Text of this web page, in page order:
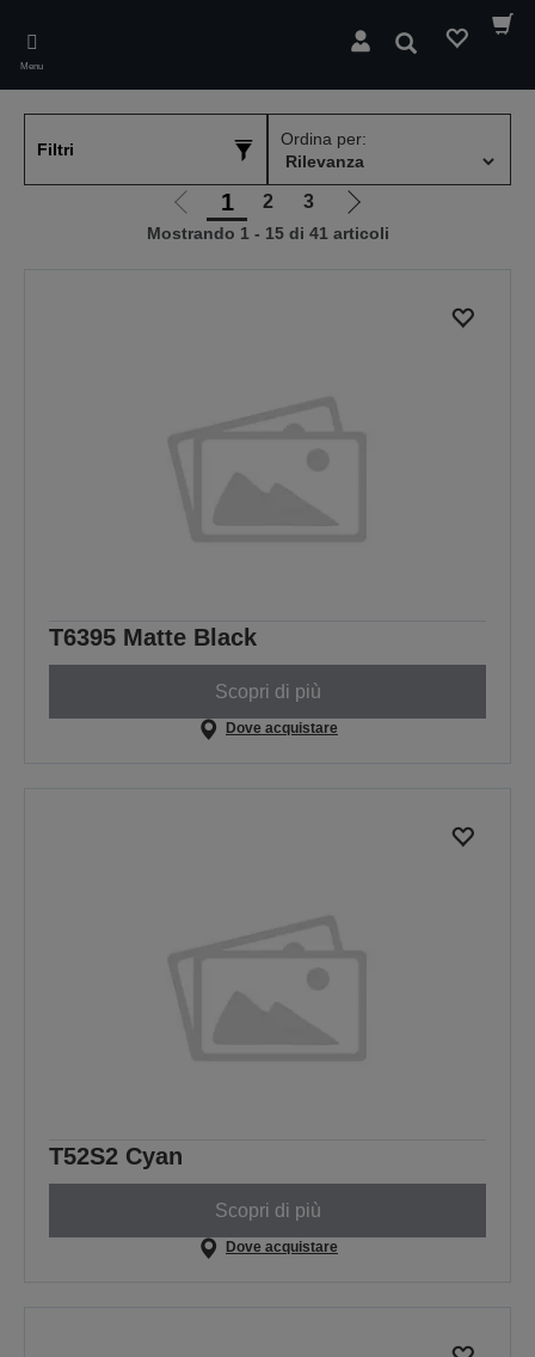
main
content
Menu
Cerca
Filtri
Ordina per:
Vai
alla
1 2 3
Vai
alla
Mostrando 1 - 15 di 41 articoli
T6395 Matte Black
Scopri di più
Dove acquistare
T52S2 Cyan
Scopri di più
Dove acquistare